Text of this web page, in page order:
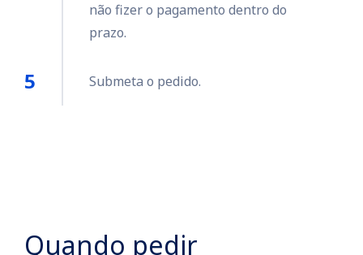
não fizer o pagamento dentro do
prazo.
Submeta o pedido.
Quando pedir